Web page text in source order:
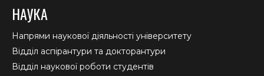
НАУКА
Напрями наукової діяльності університету
Відділ аспірантури та докторантури
Відділ наукової роботи студентів